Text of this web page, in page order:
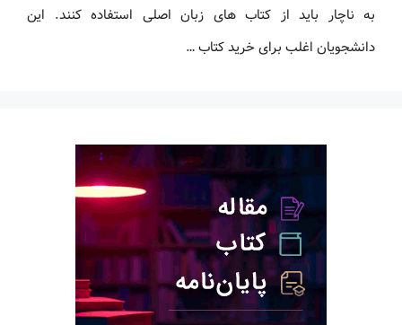
به ناچار باید از کتاب های زبان اصلی استفاده کنند. این
دانشجویان اغلب برای خرید کتاب …